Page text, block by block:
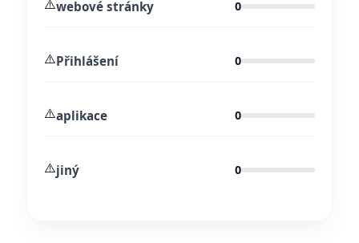
⚠️webové stránky 0
⚠️Přihlášení 0
⚠️aplikace 0
⚠️jiný 0